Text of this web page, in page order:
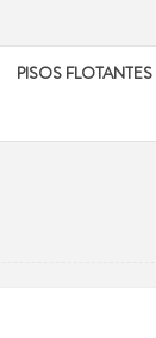
PISOS FLOTANTES